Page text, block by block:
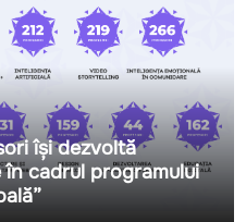
își dezvoltă
cadrul programului